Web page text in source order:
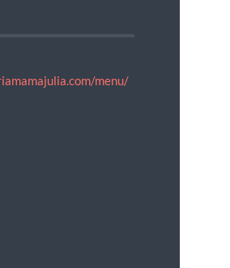
menu/